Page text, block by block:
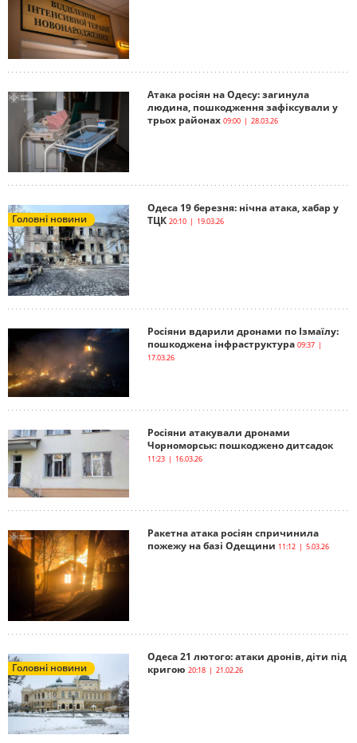
Атака росіян на Одесу: загинула
людина, пошкодження зафіксували у
трьох районах 09:00 | 28.03.26
Головні новини
Одеса 19 березня: нічна атака, хабар у
ТЦК 20:10 | 19.03.26
Росіяни вдарили дронами по Ізмаїлу:
пошкоджена інфраструктура 09:37 |
17.03.26
Росіяни атакували дронами
Чорноморськ: пошкоджено дитсадок
11:23 | 16.03.26
Ракетна атака росіян спричинила
пожежу на базі Одещини 11:12 | 5.03.26
Головні новини
Одеса 21 лютого: атаки дронів, діти під
кригою 20:18 | 21.02.26